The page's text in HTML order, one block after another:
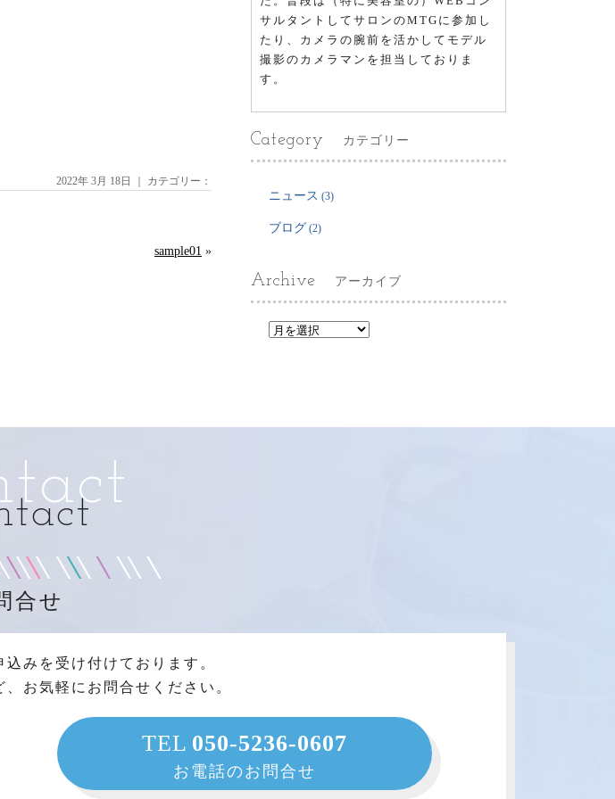
2022年 3月 18日 ｜ カテゴリー：
sample01 »
サルタントしてサロンのMTGに参加し
たり、カメラの腕前を活かしてモデル
撮影のカメラマンを担当しておりま
す。
Category カテゴリー
ニュース (3)
ブログ (2)
Archive アーカイブ
合せ
みを受け付けております。
お気軽にお問合せください。
TEL 050-5236-0607
お電話のお問合せ